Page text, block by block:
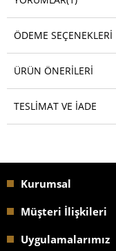
ÖDEME SEÇENEKLERI
ÜRÜN ÖNERILERI
TESLIMAT VE İADE
Kurumsal
Müşteri İlişkileri
Uygulamalarımız